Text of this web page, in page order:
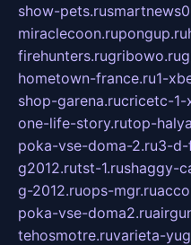
show-pets.ru
miraclecoon.rupongup.ru
firehunters.rugribowo.ru
hometown-france.ru1-
shop-garena.rucricetc-1-
one-life-story.rutop-
poka-vse-doma-2.ru3-d-
g2012.rutst-1.rushaggy-
g-2012.ruops-mgr.ru
poka-vse-doma2.ru
tehosmotre.ruvarieta-